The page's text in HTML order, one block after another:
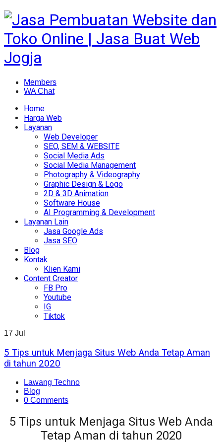
Members
WA Chat
Home
Harga Web
Layanan
Web Developer
SEO, SEM & WEBSITE
Social Media Ads
Social Media Management
Photography & Videography
Graphic Design & Logo
2D & 3D Animation
Software House
AI Programming & Development
Layanan Lain
Jasa Google Ads
Jasa SEO
Blog
Kontak
Klien Kami
Content Creator
FB Pro
Youtube
IG
Tiktok
17 Jul
5 Tips untuk Menjaga Situs Web Anda Tetap Aman
di tahun 2020
Lawang Techno
Blog
0 Comments
5 Tips untuk Menjaga Situs Web Anda
Tetap Aman di tahun 2020